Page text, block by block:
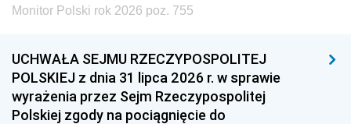
1996 1995 1994
1993 1992 1991
1990 1989
Monitor Polski rok 2026 poz. 755
UCHWAŁA SEJMU RZECZYPOSPOLITEJ
POLSKIEJ z dnia 31 lipca 2026 r. w sprawie
wyrażenia przez Sejm Rzeczypospolitej
Polskiej zgody na pociągnięcie do